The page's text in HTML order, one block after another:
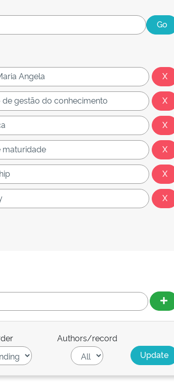
Authors/record